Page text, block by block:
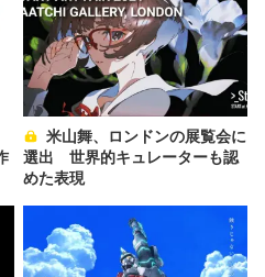
選出 世界的キュレーターも認
めた表現